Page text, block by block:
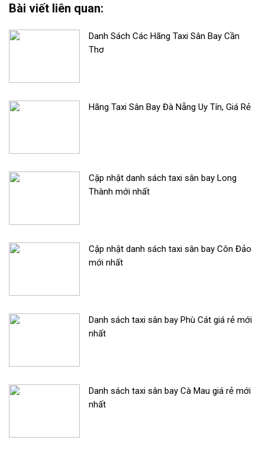
Bài viết liên quan:
Danh Sách Các Hãng Taxi Sân Bay Cần
Thơ
Hãng Taxi Sân Bay Đà Nẵng Uy Tín, Giá Rẻ
Cập nhật danh sách taxi sân bay Long
Thành mới nhất
Cập nhật danh sách taxi sân bay Côn Đảo
mới nhất
Danh sách taxi sân bay Phù Cát giá rẻ mới
nhất
Danh sách taxi sân bay Cà Mau giá rẻ mới
nhất